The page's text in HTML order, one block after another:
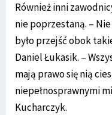
Również inni
nie poprzestaną. –
było przejść obok
Daniel Łukasik. –
mają prawo się nią
niepełnosprawnymi
Kucharczyk.